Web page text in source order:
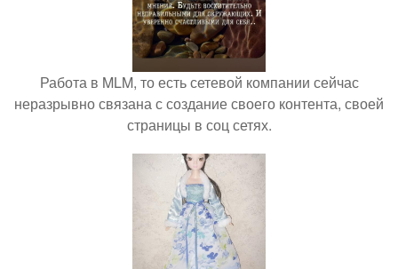
Работа в MLM, то есть сетевой компании сейчас
неразрывно связана с создание своего контента, своей
страницы в соц сетях.